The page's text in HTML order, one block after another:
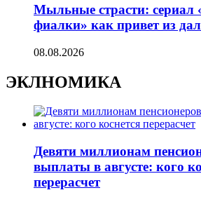
Мыльные страсти: сериал
фиалки» как привет из
08.08.2026
ЭКЛНОМИКА
Девяти миллионам
выплаты в августе: кого
перерасчет